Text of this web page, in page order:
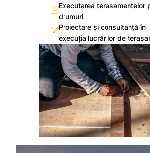
Executarea terasamentelor
drumuri
Proiectare și consultanță în
execuția lucrărilor de